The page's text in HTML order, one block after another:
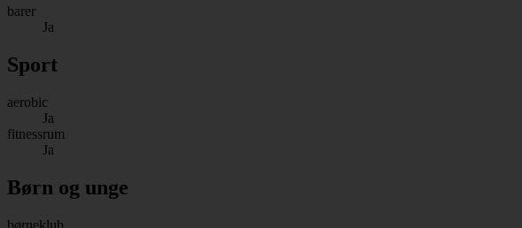
barer
Ja
Sport
aerobic
Ja
fitnessrum
Ja
Børn og unge
børneklub